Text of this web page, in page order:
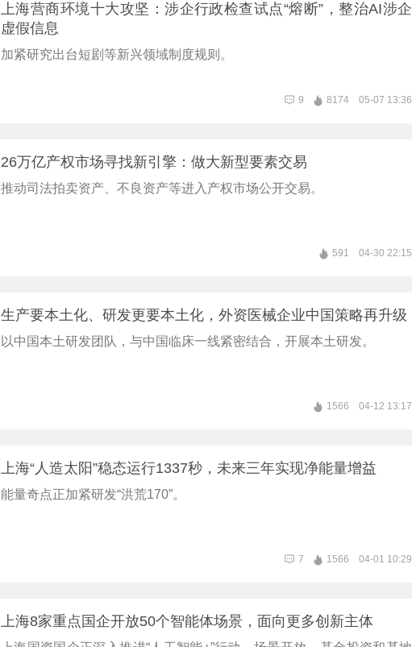
上海营商环境十大攻坚：涉企行政检查试点“熔断”，整治AI涉企
虚假信息
加紧研究出台短剧等新兴领域制度规则。
9 8174 05-07 13:36
26万亿产权市场寻找新引擎：做大新型要素交易
推动司法拍卖资产、不良资产等进入产权市场公开交易。
591 04-30 22:15
生产要本土化、研发更要本土化，外资医械企业中国策略再升级
以中国本土研发团队，与中国临床一线紧密结合，开展本土研发。
1566 04-12 13:17
上海“人造太阳”稳态运行1337秒，未来三年实现净能量增益
能量奇点正加紧研发“洪荒170”。
7 1566 04-01 10:29
上海8家重点国企开放50个智能体场景，面向更多创新主体